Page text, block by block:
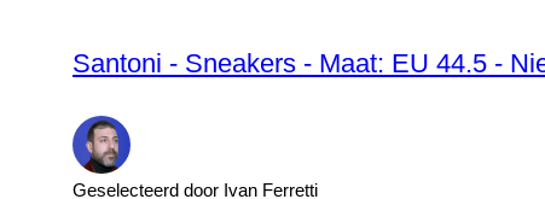
Santoni - Sneakers - Maat: EU 44.5 -
Geselecteerd door Ivan Ferretti